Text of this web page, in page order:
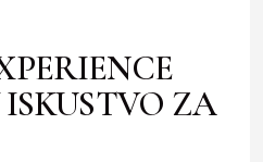
ZA